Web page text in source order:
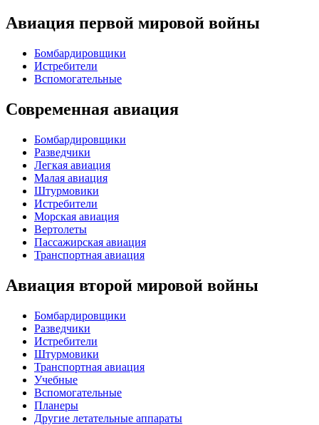
Авиация первой мировой войны
Бомбардировщики
Истребители
Вспомогательные
Современная авиация
Бомбардировщики
Разведчики
Легкая авиация
Малая авиация
Штурмовики
Истребители
Морская авиация
Вертолеты
Пассажирская авиация
Транспортная авиация
Авиация второй мировой войны
Бомбардировщики
Разведчики
Истребители
Штурмовики
Транспортная авиация
Учебные
Вспомогательные
Планеры
Другие летательные аппараты